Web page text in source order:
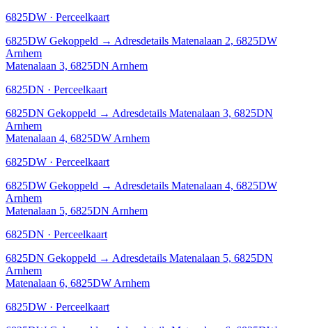
6825DW · Perceelkaart
6825DW Gekoppeld → Adresdetails Matenalaan 2, 6825DW
Arnhem
Matenalaan 3, 6825DN Arnhem
6825DN · Perceelkaart
6825DN Gekoppeld → Adresdetails Matenalaan 3, 6825DN
Arnhem
Matenalaan 4, 6825DW Arnhem
6825DW · Perceelkaart
6825DW Gekoppeld → Adresdetails Matenalaan 4, 6825DW
Arnhem
Matenalaan 5, 6825DN Arnhem
6825DN · Perceelkaart
6825DN Gekoppeld → Adresdetails Matenalaan 5, 6825DN
Arnhem
Matenalaan 6, 6825DW Arnhem
6825DW · Perceelkaart